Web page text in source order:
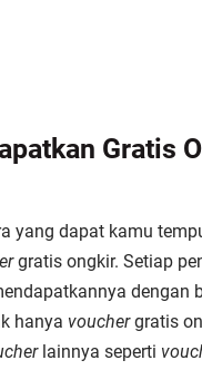
Gratis
yang dapat kamu
gratis ongkir. Setiap
dengan
hanya vouchergratis
lainnya seperti